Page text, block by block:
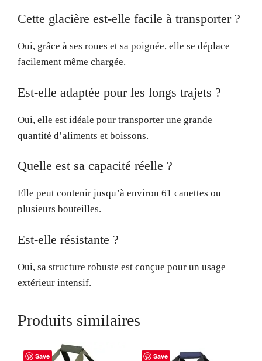
Cette glacière est-elle facile à transporter ?
Oui, grâce à ses roues et sa poignée, elle se déplace
facilement même chargée.
Est-elle adaptée pour les longs trajets ?
Oui, elle est idéale pour transporter une grande
quantité d’aliments et boissons.
Quelle est sa capacité réelle ?
Elle peut contenir jusqu’à environ 61 canettes ou
plusieurs bouteilles.
Est-elle résistante ?
Oui, sa structure robuste est conçue pour un usage
extérieur intensif.
Produits similaires
Save Save